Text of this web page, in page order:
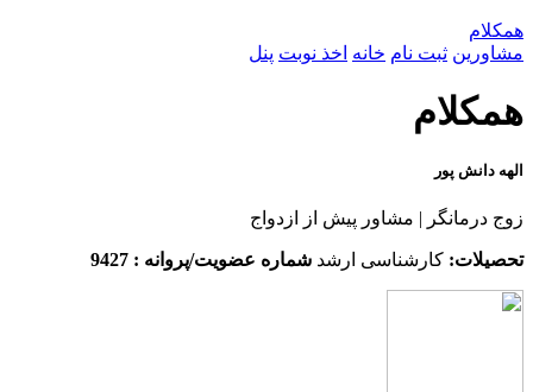
همکلام
مشاورین ثبت نام خانه اخذ نوبت پنل
همکلام
الهه دانش پور
زوج درمانگر | مشاور پیش از ازدواج
تحصیلات: کارشناسی ارشد شماره عضویت/پروانه : 9427